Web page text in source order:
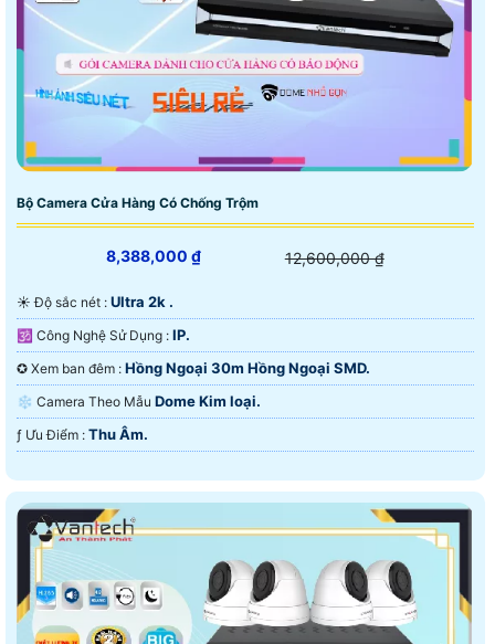
VNĐ
Camera Xoay 360 và zoom
📝 Camera trọn bộ tiết kiệm chi phí hình ảnh full hd
công nghệ HD analog giá rẻ tiết kiệm giám sát qua
điện thoại ổn định giám sát qua diện thoại là chủ yếu.
Bộ Camera Cửa Hàng Có Chống Trộm
8,388,000 ₫ 12,600,000 ₫
☀️ Độ sắc nét : Ultra 2k .
🕉️ Công Nghệ Sử Dụng : IP.
✪ Xem ban đêm : Hồng Ngoại 30m Hồng Ngoại SMD.
❄ Camera Theo Mẫu Dome Kim loại.
️ƒ Ưu Điểm : Thu Âm.